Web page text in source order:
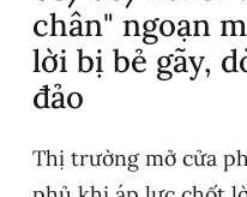
chân" ngoạn
lời bị bẻ gãy,
đảo
Thị trường mở cửa